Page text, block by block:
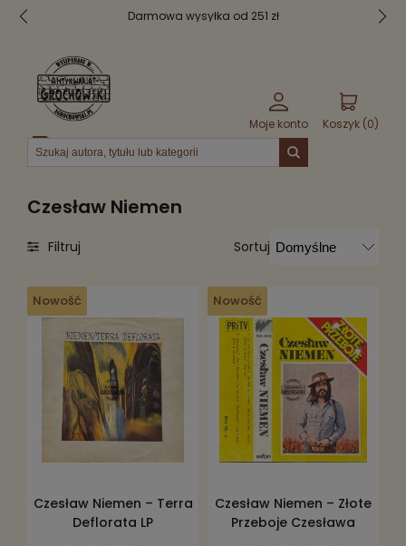
Darmowa wysyłka od 251 zł
Moje konto Koszyk (0)
Menu
Czesław Niemen
Sortuj
Filtruj
Czesław Niemen – Terra
Deflorata LP
Nowość
Czesław Niemen – Złote
Przeboje Czesława
Nowość